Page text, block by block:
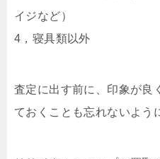
イジなど）
4，寝具類以外
査定に出す前に、印象が良
ておくことも忘れないよう